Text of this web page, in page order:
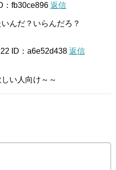
：fb30ce896 返信
んだ？いらんだろ？
ID：a6e52d438 返信
い人向け～～